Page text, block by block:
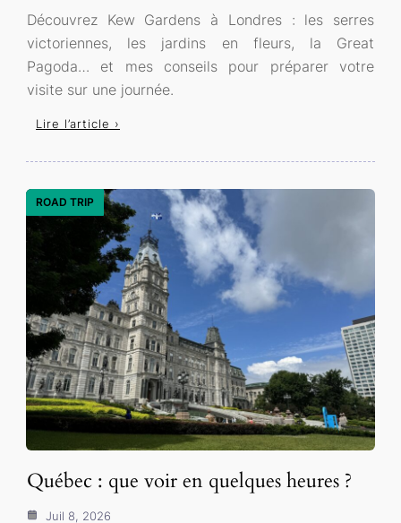
Découvrez Kew Gardens à Londres : les serres
victoriennes, les jardins en fleurs, la Great
Pagoda… et mes conseils pour préparer votre
visite sur une journée.
Lire l’article ›
ROAD TRIP
Québec : que voir en quelques heures ?
Juil 8, 2026